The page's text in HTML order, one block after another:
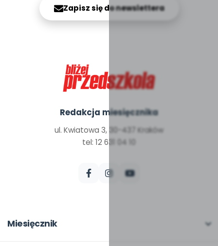
Zapisz się do newslettera
Redakcja miesięcznika
ul. Kwiatowa 3, 30-437 Kraków
tel: 12 631 04 10
Miesięcznik